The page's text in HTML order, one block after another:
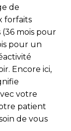
de
forfaits
mois pour
pour un
Encore ici,
votre
patient
de vous